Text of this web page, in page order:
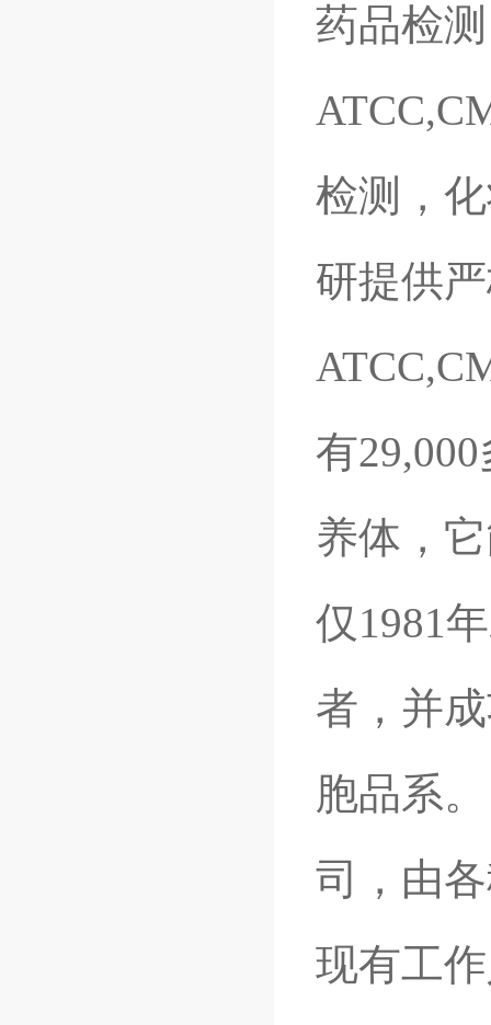
药品检
检测，
研提供
有
养体，
仅1981
者，并
胞品系
司，由
现有工